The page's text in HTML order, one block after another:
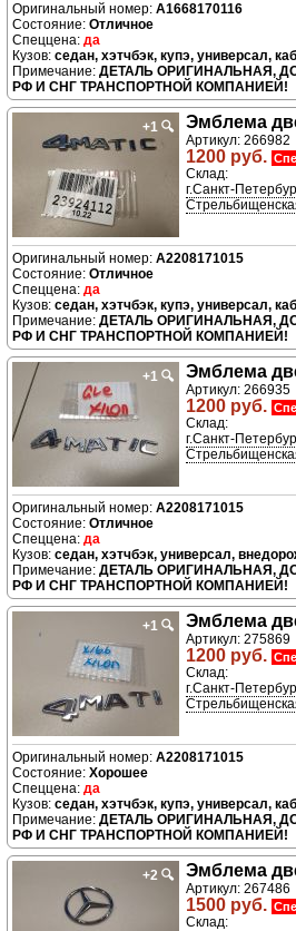
A1668170116
Отличное
да
седан, хэтчбэк, купэ, универсал,
ДЕТАЛЬ ОРИГИНАЛЬНАЯ,
РФ И СНГ ТРАНСПОРТНОЙ КОМПАНИЕЙ!
+1 🔍 Эмблема
Артикул: 266982
1200 руб.
Склад:
г.Санкт-
A2208171015
Отличное
да
седан, хэтчбэк, купэ, универсал,
ДЕТАЛЬ ОРИГИНАЛЬНАЯ,
РФ И СНГ ТРАНСПОРТНОЙ КОМПАНИЕЙ!
+1 🔍 Эмблема
Артикул: 266935
1200 руб.
Склад:
г.Санкт-
A2208171015
Отличное
да
седан, хэтчбэк, универсал,
ДЕТАЛЬ ОРИГИНАЛЬНАЯ,
РФ И СНГ ТРАНСПОРТНОЙ КОМПАНИЕЙ!
+1 🔍 Эмблема
Артикул: 275869
1200 руб.
Склад:
г.Санкт-
A2208171015
Хорошее
да
седан, хэтчбэк, купэ, универсал,
ДЕТАЛЬ ОРИГИНАЛЬНАЯ,
РФ И СНГ ТРАНСПОРТНОЙ КОМПАНИЕЙ!
+2 🔍 Эмблема
Артикул: 267486
1500 руб.
Склад: